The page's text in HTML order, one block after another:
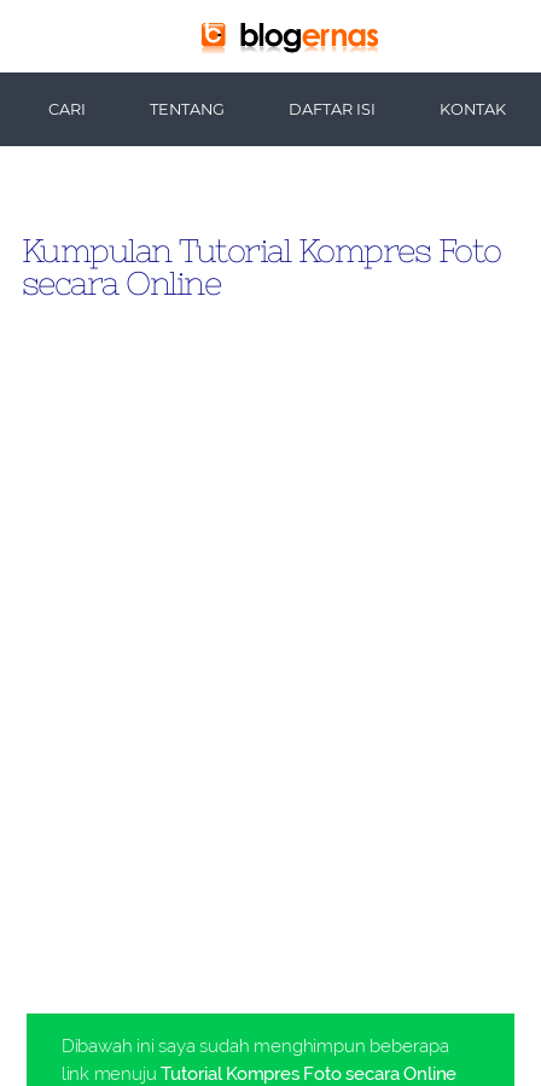
CARI TENTANG DAFTAR ISI KONTAK
Kumpulan Tutorial Kompres Foto
secara Online
Dibawah ini saya sudah menghimpun beberapa
link menujuTutorial Kompres Foto secara Online